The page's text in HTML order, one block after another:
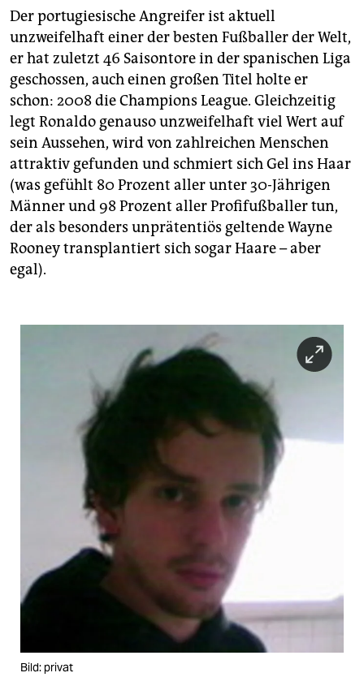
Der portugiesische Angreifer ist aktuell
unzweifelhaft einer der besten Fußballer der Welt,
er hat zuletzt 46 Saisontore in der spanischen Liga
geschossen, auch einen großen Titel holte er
schon: 2008 die Champions League. Gleichzeitig
legt Ronaldo genauso unzweifelhaft viel Wert auf
sein Aussehen, wird von zahlreichen Menschen
attraktiv gefunden und schmiert sich Gel ins Haar
(was gefühlt 80 Prozent aller unter 30-Jährigen
Männer und 98 Prozent aller Profifußballer tun,
der als besonders unprätentiös geltende Wayne
Rooney transplantiert sich sogar Haare – aber
egal).
Bild: privat